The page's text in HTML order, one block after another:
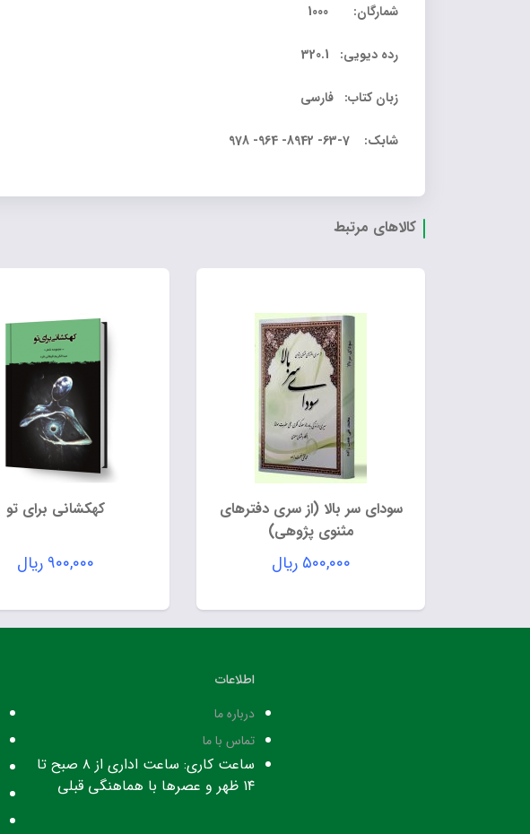
شمارگان: 1000
رده دیویی: 320.1
زبان کتاب: فارسی
شابک: 7-63- 8942- 964- 978
کالاهای مرتبط
سودای سر بالا (از سری دفترهای
مثنوی پژوهی)
۵۰۰,۰۰۰ ریال
کهکشانی برای تو
۹۰۰,۰۰۰ ریال
اطلاعات
درباره ما
تماس با ما
ساعت کاری: ساعت اداری از ۸ صبح تا
۱۴ ظهر و عصرها با هماهنگی قبلی